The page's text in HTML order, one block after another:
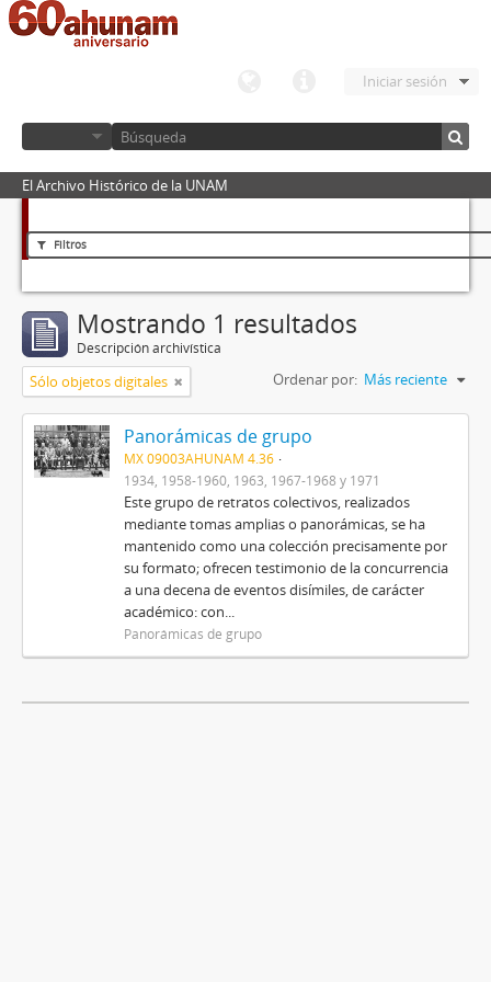
Iniciar sesión
El Archivo Histórico de la UNAM
Filtros
Mostrando 1 resultados
Descripción archivística
Sólo objetos digitales Ordenar por: Más reciente
Panorámicas de grupo
MX 09003AHUNAM 4.36
1934, 1958-1960, 1963, 1967-1968 y 1971
Este grupo de retratos colectivos, realizados
mediante tomas amplias o panorámicas, se ha
mantenido como una colección precisamente por
su formato; ofrecen testimonio de la concurrencia
a una decena de eventos disímiles, de carácter
académico: con...
Panorámicas de grupo